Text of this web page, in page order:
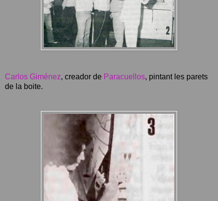
Carlos Giménez, creador de Paracuellos, pintant les parets
de la boite.